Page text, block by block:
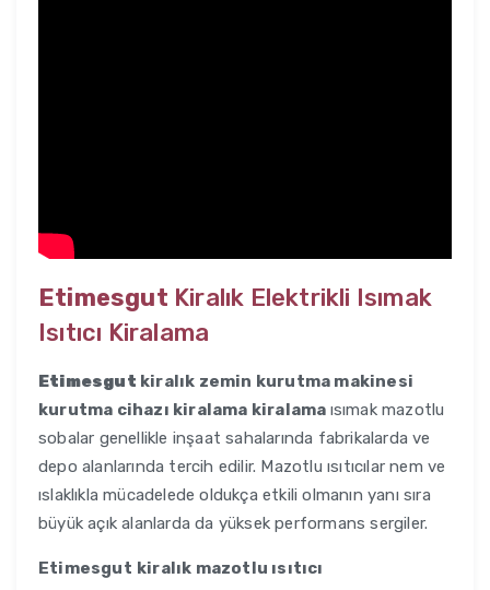
Etimesgut Kiralık Elektrikli Isımak
Isıtıcı Kiralama
Etimesgut kiralık zemin kurutma makinesi
kurutma cihazı kiralama kiralama ısımak mazotlu
sobalar genellikle inşaat sahalarında fabrikalarda ve
depo alanlarında tercih edilir. Mazotlu ısıtıcılar nem ve
ıslaklıkla mücadelede oldukça etkili olmanın yanı sıra
büyük açık alanlarda da yüksek performans sergiler.
Etimesgut kiralık mazotlu ısıtıcı